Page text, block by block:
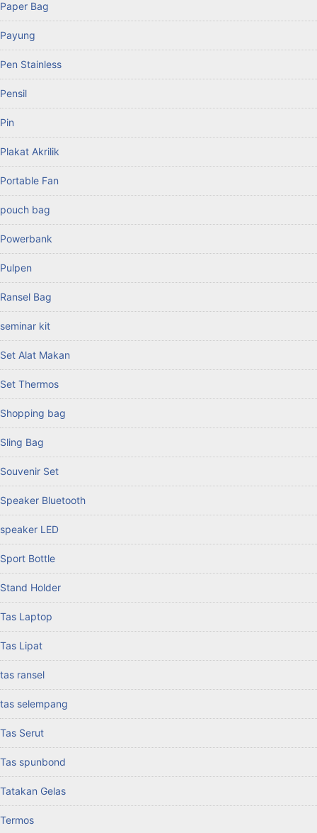
Paper Bag
Payung
Pen Stainless
Pensil
Pin
Plakat Akrilik
Portable Fan
pouch bag
Powerbank
Pulpen
Ransel Bag
seminar kit
Set Alat Makan
Set Thermos
Shopping bag
Sling Bag
Souvenir Set
Speaker Bluetooth
speaker LED
Sport Bottle
Stand Holder
Tas Laptop
Tas Lipat
tas ransel
tas selempang
Tas Serut
Tas spunbond
Tatakan Gelas
Termos